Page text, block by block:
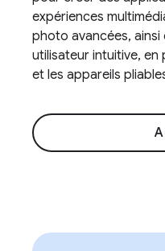
expériences
photo avancées,
utilisateur intuitive, en
et les appareils